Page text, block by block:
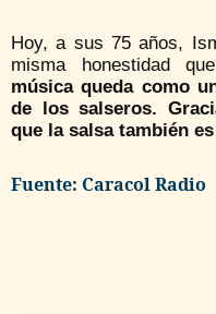
Hoy, a sus 75 años,
misma honestidad
música queda como
de los salseros.
que la salsa también
Fuente: Caracol Radio